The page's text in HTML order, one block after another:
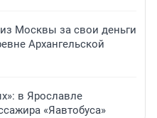
Москвы за свои деньги
Архангельской
в Ярославле
«Яавтобуса»